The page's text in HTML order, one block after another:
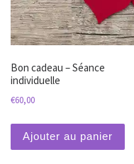
Bon cadeau – Séance
individuelle
€60,00
Ajouter au panier